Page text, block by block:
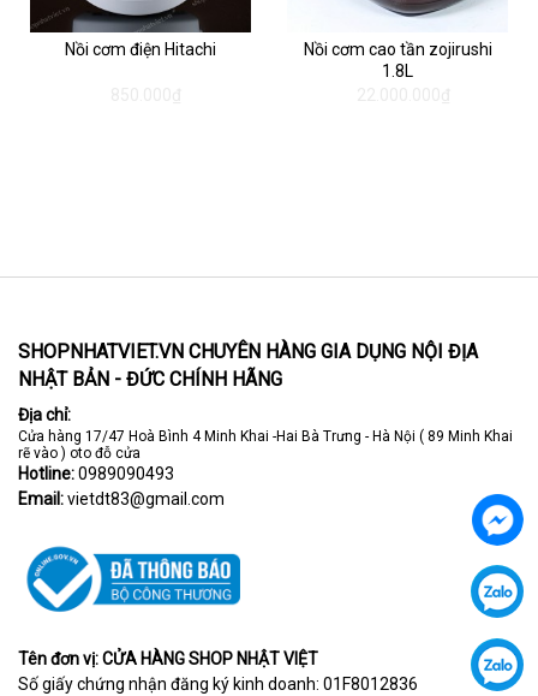
Nồi cơm điện Hitachi
Nồi cơm cao tần zojirushi
1.8L
SHOPNHATVIET.VN CHUYÊN HÀNG GIA DỤNG NỘI ĐỊA
NHẬT BẢN - ĐỨC CHÍNH HÃNG
Địa chỉ:
Cửa hàng 17/47 Hoà Bình 4 Minh Khai -Hai Bà Trưng - Hà Nội ( 89 Minh Khai
rẽ vào ) oto đỗ cửa
Hotline:0989090493
Email:vietdt83@gmail.com
Tên đơn vị: CỬA HÀNG SHOP NHẬT VIỆT
Số giấy chứng nhận đăng ký kinh doanh: 01F8012836